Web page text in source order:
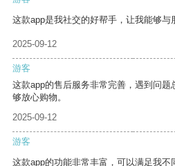
这款app是我社交的好帮手，让我能够与
2025-09-12
游客
这款app的售后服务非常完善，遇到问
够放心购物。
2025-09-12
游客
这款app的功能非常丰富，可以满足我不